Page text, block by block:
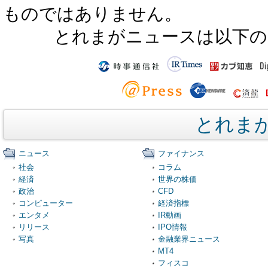
ものではありません。
とれまがニュースは以下
とれま
ニュース
社会
経済
政治
コンピューター
エンタメ
リリース
写真
ファイナンス
コラム
世界の株価
CFD
経済指標
IR動画
IPO情報
金融業界ニュース
MT4
フィスコ